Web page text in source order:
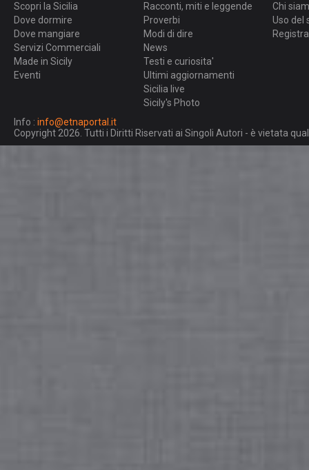
Scopri la Sicilia
Dove dormire
Dove mangiare
Servizi Commerciali
Made in Sicily
Eventi
Racconti, miti e leggende
Proverbi
Modi di dire
News
Testi e curiosita'
Ultimi aggiornamenti
Sicilia live
Sicily's Photo
Chi
Uso del
Info : info@etnaportal.it
Copyright 2026. Tutti i Diritti Riservati ai Singoli Autori - è vietata